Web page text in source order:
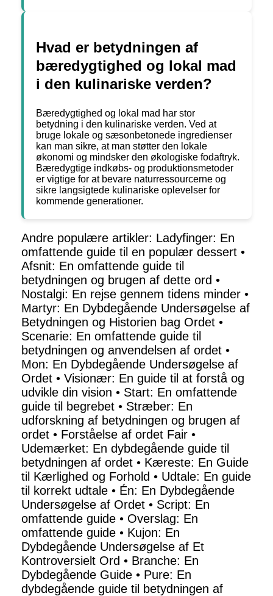
Hvad er betydningen af ​​
bæredygtighed og lokal mad
i den kulinariske verden?
Bæredygtighed og lokal mad har stor
betydning i den kulinariske verden. Ved at
bruge lokale og sæsonbetonede ingredienser
kan man sikre, at man støtter den lokale
økonomi og mindsker den økologiske fodaftryk.
Bæredygtige indkøbs- og produktionsmetoder
er vigtige for at bevare naturressourcerne og
sikre langsigtede kulinariske oplevelser for
kommende generationer.
Andre populære artikler: Ladyfinger: En
omfattende guide til en populær dessert •
Afsnit: En omfattende guide til
betydningen og brugen af dette ord •
Nostalgi: En rejse gennem tidens minder •
Martyr: En Dybdegående Undersøgelse af
Betydningen og Historien bag Ordet •
Scenarie: En omfattende guide til
betydningen og anvendelsen af ordet •
Mon: En Dybdegående Undersøgelse af
Ordet • Visionær: En guide til at forstå og
udvikle din vision • Start: En omfattende
guide til begrebet • Stræber: En
udforskning af betydningen og brugen af
ordet • Forståelse af ordet Fair •
Udemærket: En dybdegående guide til
betydningen af ordet • Kæreste: En Guide
til Kærlighed og Forhold • Udtale: En guide
til korrekt udtale • Én: En Dybdegående
Undersøgelse af Ordet • Script: En
omfattende guide • Overslag: En
omfattende guide • Kujon: En
Dybdegående Undersøgelse af Et
Kontroversielt Ord • Branche: En
Dybdegående Guide • Pure: En
dybdegående guide til betydningen af